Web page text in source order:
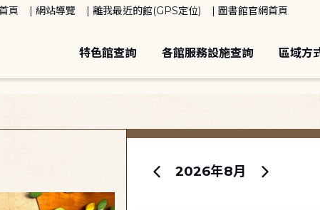
頁 網站導覽 離我最近的館(GPS定位) 圖書館官網首頁
特色館查詢 各館服務設施查詢 區域方
2026年8月